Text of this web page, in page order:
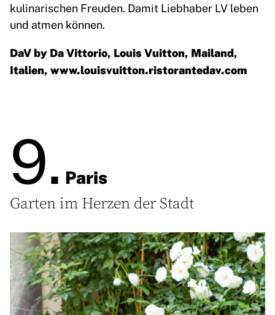
kulinarischen Freuden. Damit Liebhaber LV leben
und atmen können.
DaV by Da Vittorio, Louis Vuitton, Mailand,
Italien, www.louisvuitton.ristorantedav.com
9. Paris
Garten im Herzen der Stadt